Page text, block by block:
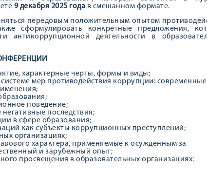
9 декабря 2025 года в смешанном формате.
передовым положительным опытом
сформулировать конкретные предложения,
антикоррупционной деятельности в
характерные черты, формы и виды;
мер противодействия коррупции: современные
поведение;
последствия;
в сфере образования;
как субъекты коррупционных преступлений;
организациях;
характера, применяемые к осужденным за
и зарубежный опыт;
просвещения в образовательных организациях: